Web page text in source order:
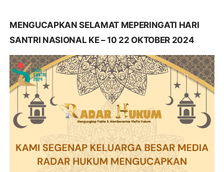
MENGUCAPKAN SELAMAT MEPERINGATI HARI
SANTRI NASIONAL KE – 10 22 OKTOBER 2024